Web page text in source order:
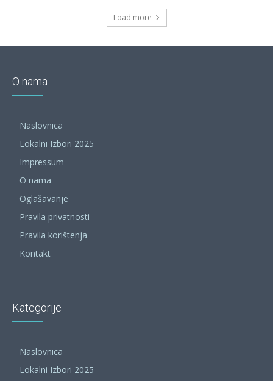
Load more
O nama
Naslovnica
Lokalni Izbori 2025
Impressum
O nama
Oglašavanje
Pravila privatnosti
Pravila korištenja
Kontakt
Kategorije
Naslovnica
Lokalni Izbori 2025